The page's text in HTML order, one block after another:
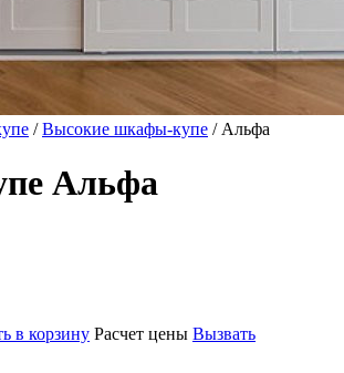
/Высокие шкафы-купе / Альфа
Альфа
в корзину Расчет цены Вызвать